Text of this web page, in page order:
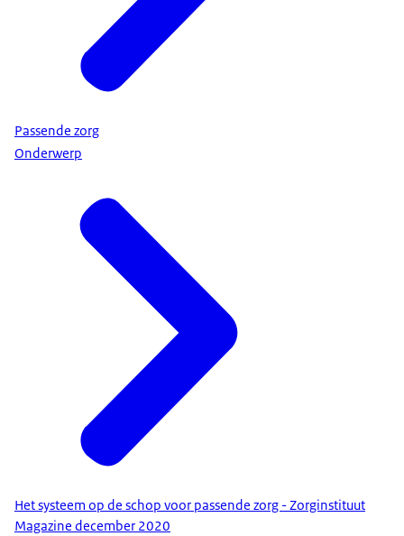
Passende zorg
Onderwerp
Het systeem op de schop voor passende zorg - Zorginstituut
Magazine december 2020